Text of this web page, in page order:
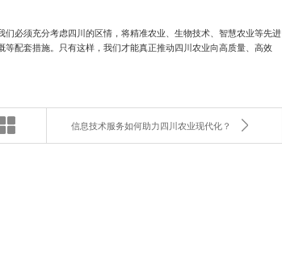
必须充分考虑四川的区情，将精准农业、生物技术、智慧农业等先进
配套措施。只有这样，我们才能真正推动四川农业向高质量、高效
信息技术服务如何助力四川农业现代化？